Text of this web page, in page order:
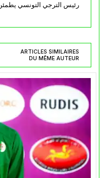
رئيس الترجي التونسي
ARTICLES SIMILAIRES
DU MÊME AUTEUR